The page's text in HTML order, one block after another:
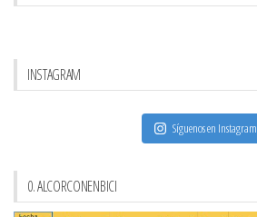
INSTAGRAM
Síguenos en Instagram
0. ALCORCONENBICI